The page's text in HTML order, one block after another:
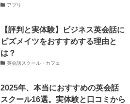
アプリ
【評判と実体験】ビジネス英会話に
ビズメイツをおすすめする理由と
は？
英会話スクール・カフェ
2025年、本当におすすめの英会話
スクール16選。実体験と口コミから